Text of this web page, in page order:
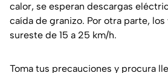
calor, se esperan descargas
caída de granizo. Por otra parte,
sureste de 15 a 25 km/h.
Toma tus precauciones y procura